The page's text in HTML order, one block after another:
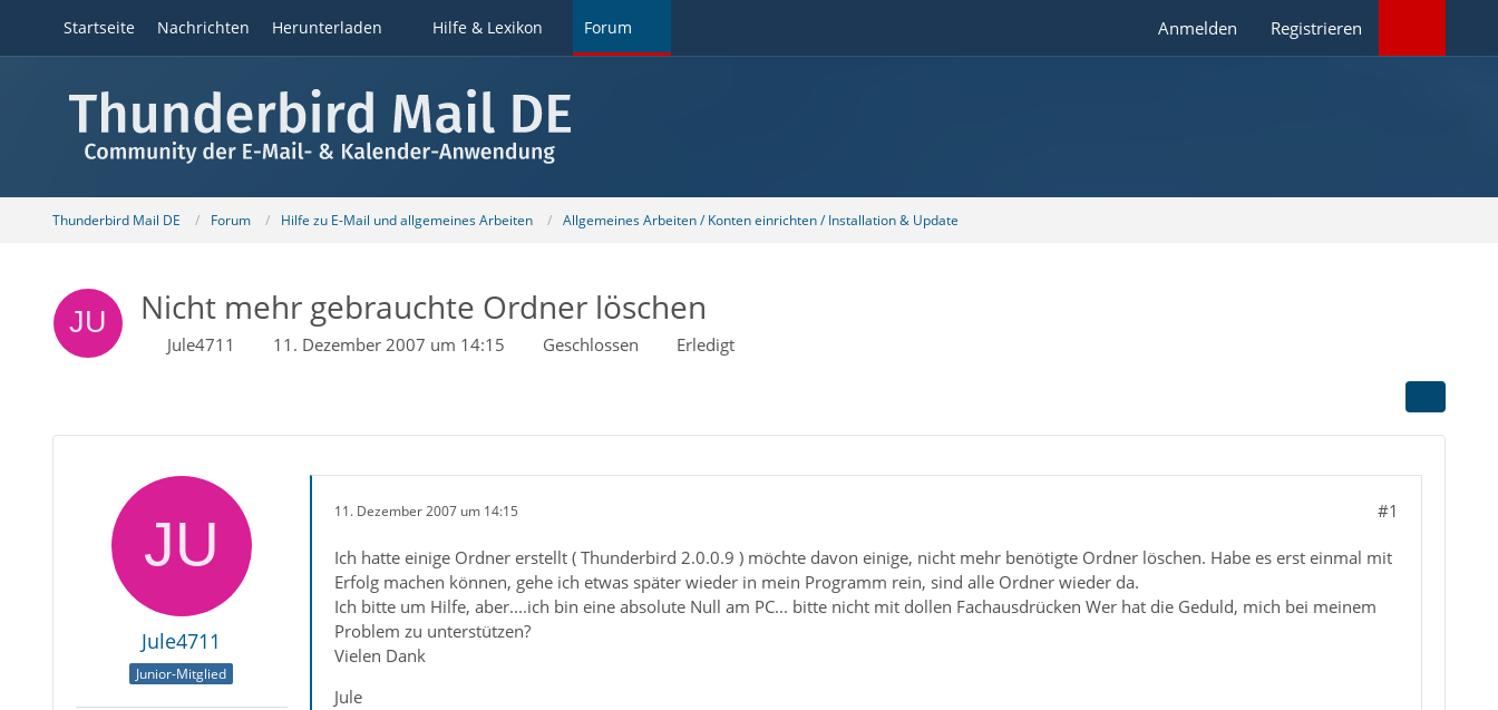
Startseite Nachrichten Herunterladen Hilfe & Lexikon Forum Anmelden Registrieren
Thunderbird Mail DE Forum Hilfe zu E-Mail und allgemeines Arbeiten Allgemeines Arbeiten / Konten einrichten / Installation & Update
Nicht mehr gebrauchte Ordner löschen
Jule4711 11. Dezember 2007 um 14:15 Geschlossen Erledigt
Jule4711
Junior-Mitglied
11. Dezember 2007 um 14:15 #1
Ich hatte einige Ordner erstellt ( Thunderbird 2.0.0.9 ) möchte davon einige, nicht mehr benötigte Ordner löschen. Habe es erst einmal mit
Erfolg machen können, gehe ich etwas später wieder in mein Programm rein, sind alle Ordner wieder da.
Ich bitte um Hilfe, aber....ich bin eine absolute Null am PC... bitte nicht mit dollen Fachausdrücken Wer hat die Geduld, mich bei meinem
Problem zu unterstützen?
Vielen Dank
Jule